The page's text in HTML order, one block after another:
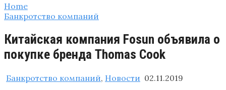
Home
Банкротство компаний
Китайская компания Fosun объявила о
покупке бренда Thomas Cook
Банкротство компаний, Новости 02.11.2019